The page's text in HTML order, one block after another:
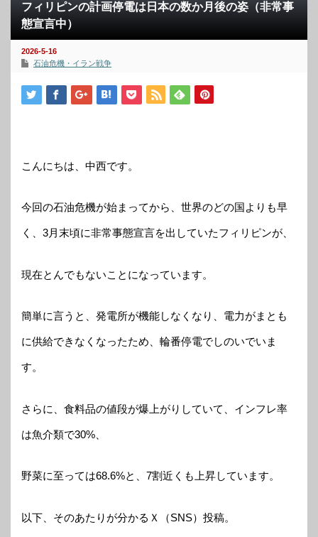
フィリピンの計画停電は日本の数か月後の姿（非常事
態宣言中）
2026-5-16
石油危機・イラン戦争
こんにちは、中西です。
今回の石油危機が始まってから、世界のどの国よりも早
く、3月末頃に非常事態宣言を出していたフィリピンが、
現在とんでもないことになっています。
簡単に言うと、発電所が機能しなくなり、電力がまとも
に供給できなくなったため、輪番停電でしのいでいま
す。
さらに、食料品の値段が爆上がりしていて、インフレ率
は魚介類で30%、
野菜に至っては68.6%と、7割近くも上昇しています。
以下、そのあたりが分かるＸ（SNS）投稿。